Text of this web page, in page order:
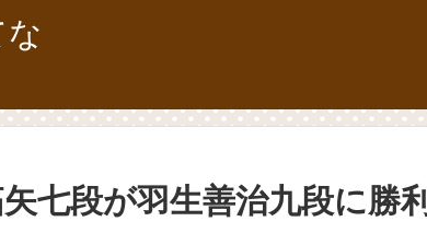
矢七段が羽生善治九段に勝利